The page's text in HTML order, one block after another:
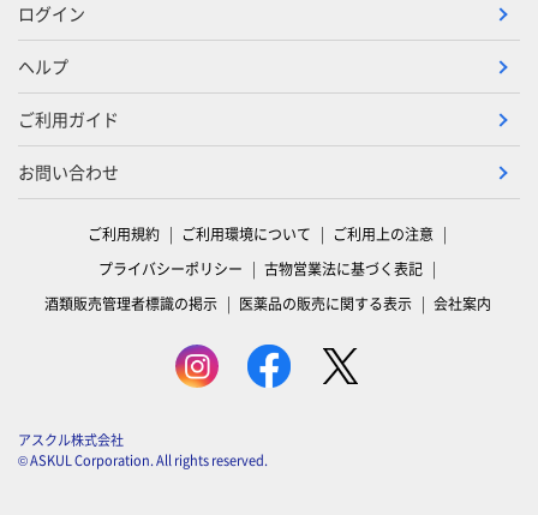
ログイン
ヘルプ
ご利用ガイド
お問い合わせ
ご利用規約 ご利用環境について
ご利用上の注意
プライバシーポリシー
古物営業法に基づく表記
酒類販売管理者標識の掲示
医薬品の販売に関する表示 会社案内
アスクル株式会社
© ASKUL Corporation. All rights reserved.